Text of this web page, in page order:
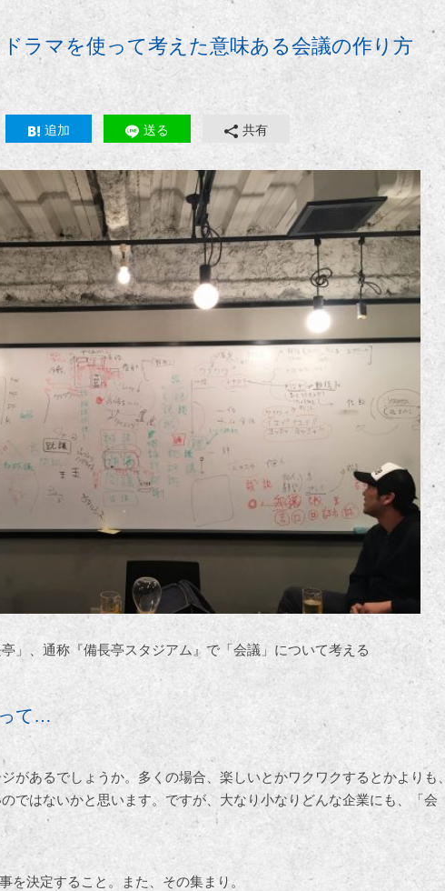
ラマを使って考えた意味ある会議の作り方
追加 送る 共有
」、通称『備長亭スタジアム』で「会議」について考える
て…
があるでしょうか。多くの場合、楽しいとかワクワクするとかよりも、
ではないかと思います。ですが、大なり小なりどんな企業にも、「会
を決定すること。また、その集まり。